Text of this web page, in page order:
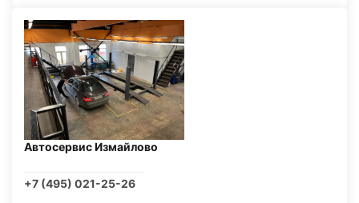
Автосервис Измайлово
+7 (495) 021-25-26